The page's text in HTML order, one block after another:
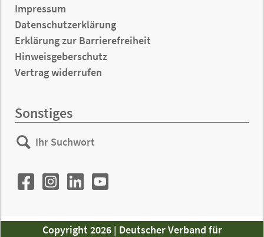
Impressum
Datenschutzerklärung
Erklärung zur Barrierefreiheit
Hinweisgeberschutz
Vertrag widerrufen
Sonstiges
Ihr
Suchwort
Suchen
Copyright 2026 | Deutscher Verband für